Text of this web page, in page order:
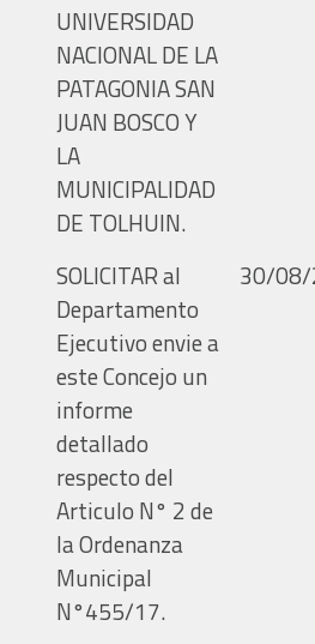
UNIVERSIDAD
NACIONAL DE LA
PATAGONIA SAN
JUAN BOSCO Y
LA
MUNICIPALIDAD
DE TOLHUIN.
SOLICITAR al
Departamento
Ejecutivo envie a
este Concejo un
informe
detallado
respecto del
Articulo N° 2 de
la Ordenanza
Municipal
N°455/17.
30/